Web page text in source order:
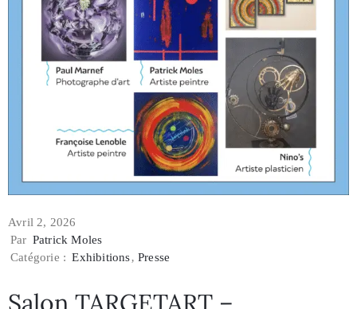
Avril 2, 2026
Par Patrick Moles
Catégorie : Exhibitions‚Presse
Salon TARGETART –